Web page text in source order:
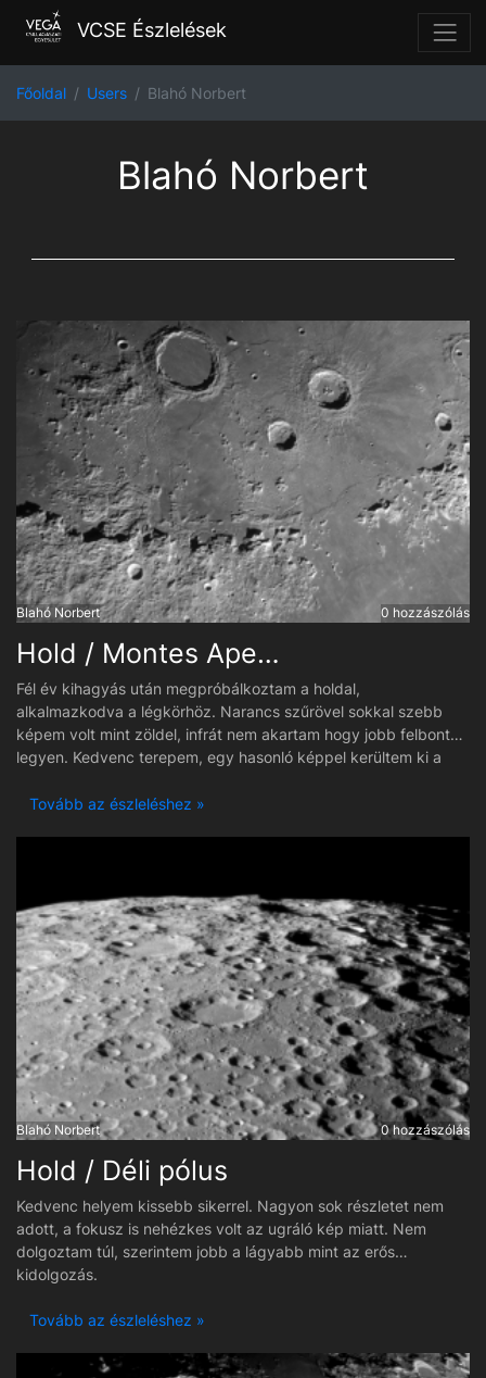
VCSE Észlelések
Főoldal Users Blahó Norbert
Blahó Norbert
Blahó Norbert 0 hozzászólás
Hold / Montes Apenninus
Fél év kihagyás után megpróbálkoztam a holdal,
alkalmazkodva a légkörhöz. Narancs szűrövel sokkal szebb
képem volt mint zöldel, infrát nem akartam hogy jobb felbontás
legyen. Kedvenc terepem, egy hasonló képpel kerültem ki a
örömet elevenít fel.
Tovább az észleléshez »
Blahó Norbert 0 hozzászólás
Hold / Déli pólus
Kedvenc helyem kissebb sikerrel. Nagyon sok részletet nem
adott, a fokusz is nehézkes volt az ugráló kép miatt. Nem
dolgoztam túl, szerintem jobb a lágyabb mint az erős
kidolgozás.
Tovább az észleléshez »